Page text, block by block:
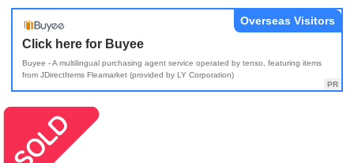
Click here for Buyee
Buyee - A multilingual purchasing agent service operated by tenso, featuring items
from JDirectItems Fleamarket (provided by LY Corporation)
Overseas Visitors